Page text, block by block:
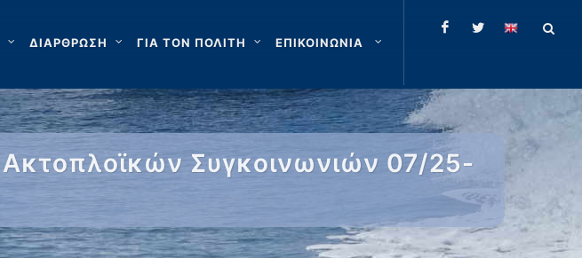
ΔΙΑΡΘΡΩΣΗ ΓΙΑ ΤΟΝ ΠΟΛΙΤΗ ΕΠΙΚΟΙΝΩΝΙΑ
Συγκοινωνιών 07/25-